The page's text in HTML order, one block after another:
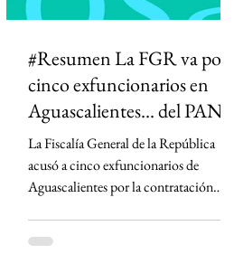
#Resumen La FGR va por
cinco exfuncionarios en
Aguascalientes... del PAN
La Fiscalía General de la República
acusó a cinco exfuncionarios de
Aguascalientes por la contratación